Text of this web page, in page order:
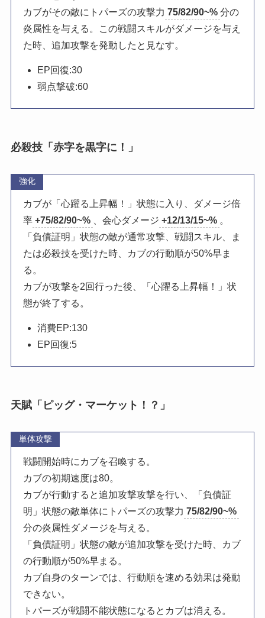
カブがその敵にトパーズの攻撃力 75/82/90~% 分の
炎属性を与える。この戦闘スキルがダメージを与え
た時、追加攻撃を発動したと見なす。
EP回復:30
弱点撃破:60
必殺技「赤字を黒字に！」
強化
カブが「心躍る上昇幅！」状態に入り、ダメージ倍
率 +75/82/90~% 、会心ダメージ +12/13/15~% 。
「負債証明」状態の敵が通常攻撃、戦闘スキル、ま
たは必殺技を受けた時、カブの行動順が50%早ま
る。
カブが攻撃を2回行った後、「心躍る上昇幅！」状
態が終了する。
消費EP:130
EP回復:5
天賦「ピッグ・マーケット！？」
単体攻撃
戦闘開始時にカブを召喚する。
カブの初期速度は80。
カブが行動すると追加攻撃攻撃を行い、「負債証
明」状態の敵単体にトパーズの攻撃力 75/82/90~%
分の炎属性ダメージを与える。
「負債証明」状態の敵が追加攻撃を受けた時、カブ
の行動順が50%早まる。
カブ自身のターンでは、行動順を速める効果は発動
できない。
トパーズが戦闘不能状態になるとカブは消える。